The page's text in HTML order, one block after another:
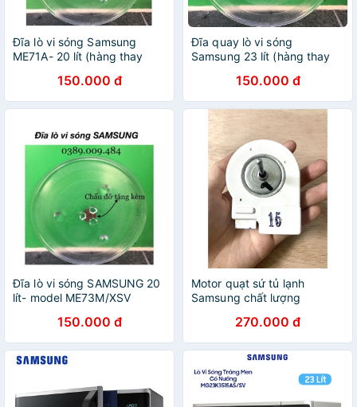
Đĩa lò vi sóng Samsung
ME71A- 20 lít (hàng thay
150.000 đ
Đĩa quay lò vi sóng
Samsung 23 lít (hàng thay
150.000 đ
Đĩa lò vi sóng SAMSUNG 20
lít- model ME73M/XSV
150.000 đ
Motor quạt sứ tủ lạnh
Samsung chất lượng
270.000 đ